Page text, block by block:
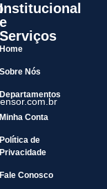
Institucional
e
Serviços
Home
Sobre Nós
Departamentos
Minha Conta
Política de
Privacidade
Fale Conosco